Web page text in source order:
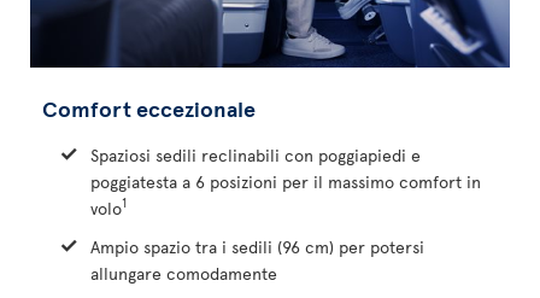
Comfort eccezionale
Spaziosi sedili reclinabili con poggiapiedi e
poggiatesta a 6 posizioni per il massimo comfort in
volo1
Ampio spazio tra i sedili (96 cm) per potersi
allungare comodamente